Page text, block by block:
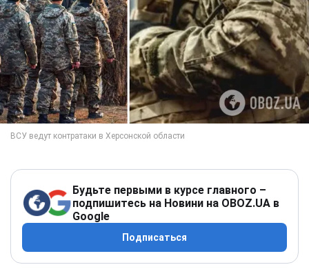
Будьте первыми в курсе главного –
подпишитесь на Новини на OBOZ.UA в
Google
Подписаться